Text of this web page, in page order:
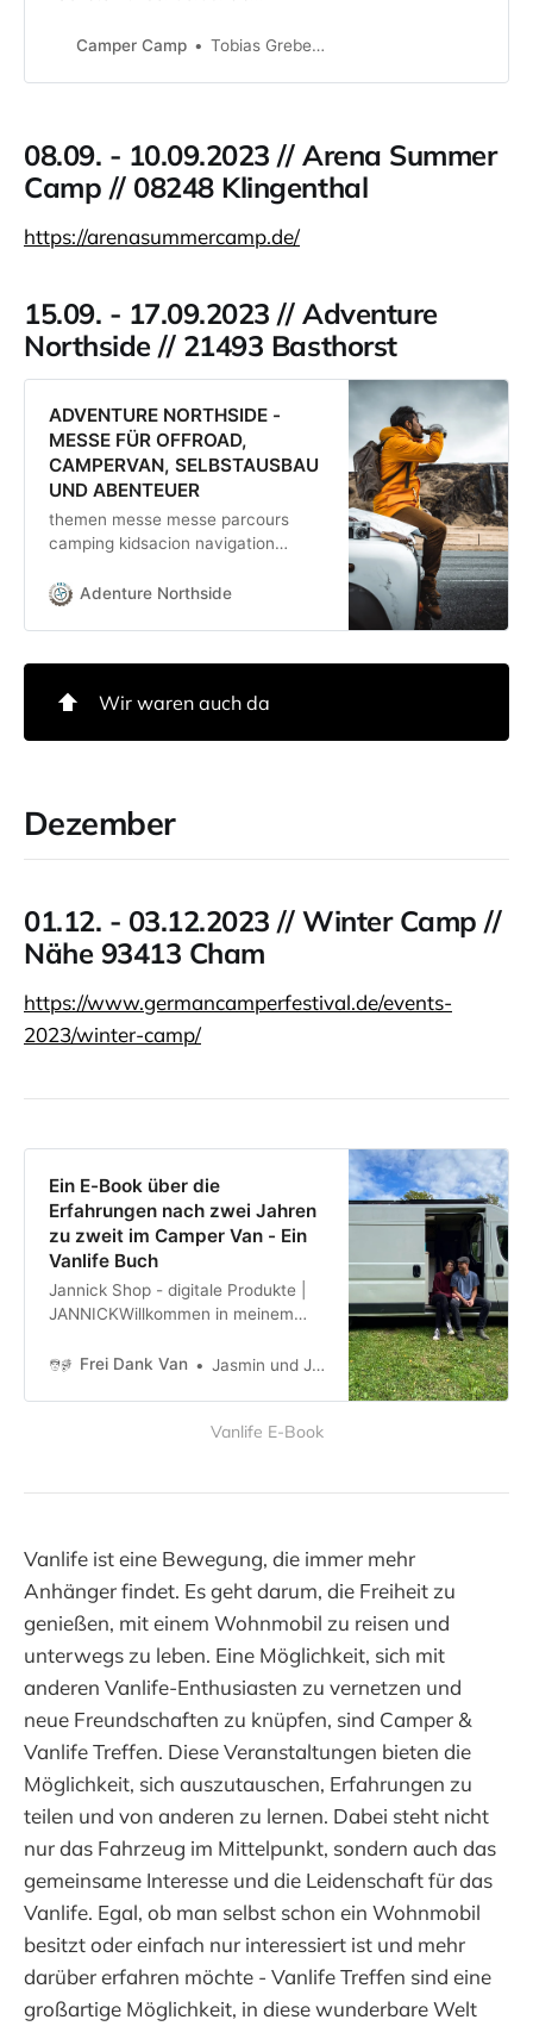
Hameln Bring dich als Content
Camper Camp? Aus kleineren
dem Erfahrungsaustausch
untereinander eine Plattform zu g…
Camper Camp Tobias Grebestein
08.09. - 10.09.2023 // Arena Summer
Camp // 08248 Klingenthal
https://arenasummercamp.de/
15.09. - 17.09.2023 // Adventure
Northside // 21493 Basthorst
ADVENTURE NORTHSIDE -
MESSE FÜR OFFROAD,
CAMPERVAN, SELBSTAUSBAU
UND ABENTEUER
themen messe messe parcours
camping kidsacion navigation
gallery dein-van ueber-uns kontakt
Adenture Northside
⬆️ Wir waren auch da
Dezember
01.12. - 03.12.2023 // Winter Camp //
Nähe 93413 Cham
https://www.germancamperfestival.de/events-
2023/winter-camp/
Ein E-Book über die
Erfahrungen nach zwei Jahren
zu zweit im Camper Van - Ein
Vanlife Buch
Jannick Shop - digitale Produkte |
JANNICKWillkommen in meinem
Produkte, unter anderem das E-
Stöbern und Danke an alle, die sich
Frei Dank Van Jasmin und Jannick
Vanlife E-Book
Vanlife ist eine Bewegung, die immer mehr
Anhänger findet. Es geht darum, die Freiheit zu
genießen, mit einem Wohnmobil zu reisen und
unterwegs zu leben. Eine Möglichkeit, sich mit
anderen Vanlife-Enthusiasten zu vernetzen und
neue Freundschaften zu knüpfen, sind Camper &
Vanlife Treffen. Diese Veranstaltungen bieten die
Möglichkeit, sich auszutauschen, Erfahrungen zu
teilen und von anderen zu lernen. Dabei steht nicht
nur das Fahrzeug im Mittelpunkt, sondern auch das
gemeinsame Interesse und die Leidenschaft für das
Vanlife. Egal, ob man selbst schon ein Wohnmobil
besitzt oder einfach nur interessiert ist und mehr
darüber erfahren möchte - Vanlife Treffen sind eine
großartige Möglichkeit, in diese wunderbare Welt